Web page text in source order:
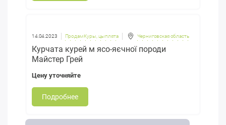
14.04.2023 Продам Куры, цыплята Черниговская область
Курчата курей м ясо-яєчної породи
Майстер Грей
Цену уточняйте
Подробнее